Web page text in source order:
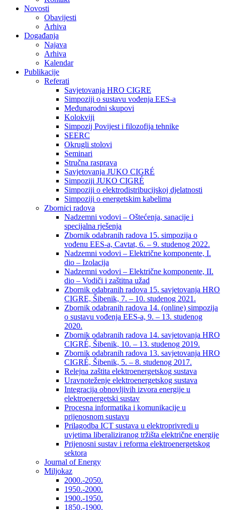
Novosti
Obavijesti
Arhiva
Događanja
Najava
Arhiva
Kalendar
Publikacije
Referati
Savjetovanja HRO CIGRE
Simpoziji o sustavu vođenja EES-a
Međunarodni skupovi
Kolokviji​
Simpozij Povijest i filozofija tehnike
SEERC
Okrugli stolovi
Seminari​
Stručna rasprava​
Savjetovanja JUKO CIGRÉ
Simpoziji JUKO CIGRÉ
Simpoziji o elektrodistribucijskoj djelatnosti
Simpoziji o energetskim kabelima
Zbornici radova
Nadzemni vodovi – Oštećenja, sanacije i
specijalna rješenja
Zbornik odabranih radova 15. simpozija o
vođenu EES-a, Cavtat, 6. – 9. studenog 2022.
Nadzemni vodovi – Električne komponente, I.
dio – Izolacija
Nadzemni vodovi – Električne komponente, II.
dio – Vodiči i zaštitna užad
Zbornik odabranih radova 15. savjetovanja HRO
CIGRE, Šibenik, 7. – 10. studenog 2021.
Zbornik odabranih radova 14. (online) simpozija
o sustavu vođenja EES-a, 9. – 13. studenog
2020.
Zbornik odabranih radova 14. savjetovanja HRO
CIGRÉ, Šibenik, 10. – 13. studenog 2019.
Zbornik odabranih radova 13. savjetovanja HRO
CIGRÉ, Šibenik, 5. – 8. studenog 2017.
Relejna zaštita elektroenergetskog sustava
Uravnoteženje elektroenergetskog sustava
Integracija obnovljivih izvora energije u
elektroenergetski sustav
Procesna informatika i komunikacije u
prijenosnom sustavu
Prilagodba ICT sustava u elektroprivredi u
uvjetima liberaliziranog tržišta električne energije
Prijenosni sustav i reforma elektroenergetskog
sektora
Journal of Energy
Miljokaz
2000.-2050.
1950.-2000.
1900.-1950.
1850.-1900.